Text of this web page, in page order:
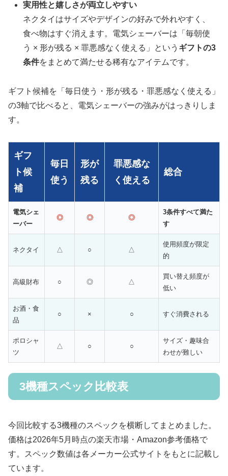
実用性と嬉しさが両立しやすい
ネクタイはサイズやデザインの好みで外れやすく、
食べ物はすぐ消えます。電気シェーバーは「毎朝使
う × 形が残る × 罪悪感なく使える」という ギフトの3
条件をまとめて満たせる稀有なアイテムです。
ギフト候補を「毎日使う・形が残る・罪悪感なく使える」
の3軸で比べると、電気シェーバーの強みがはっきりしま
す。
ギフ
ト候
補
毎日
使う
形が
残る
罪悪感な
く使える
総合
電気シェ
ーバー
◎ ◎ ◎
3条件すべて満た
す
ネクタイ △ ○ △
使用頻度が限定
的
高級財布 ○ ◎ △
買い替え頻度が
低い
お酒・食
品
○ × ○ すぐ消費される
ポロシャ
ツ
△ ○ ○
サイズ・趣味合
わせが難しい
3機種スペック比較表
今回比較する3機種のスペックを横断してまとめました。
価格は2026年5月時点の楽天市場・Amazon参考価格で
す。スペック数値は各メーカー公式サイトをもとに記載し
ています。